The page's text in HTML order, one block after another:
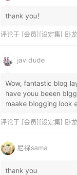
thank you！
评论于 [会员][设定集] 卧龙苍天陨
jav dude
Wow, fantastic blog
have youu beeen
maake blogging look
magnificent, let…
评论于 [会员][设定集] 卧龙苍天陨
尼禄sama
thank you